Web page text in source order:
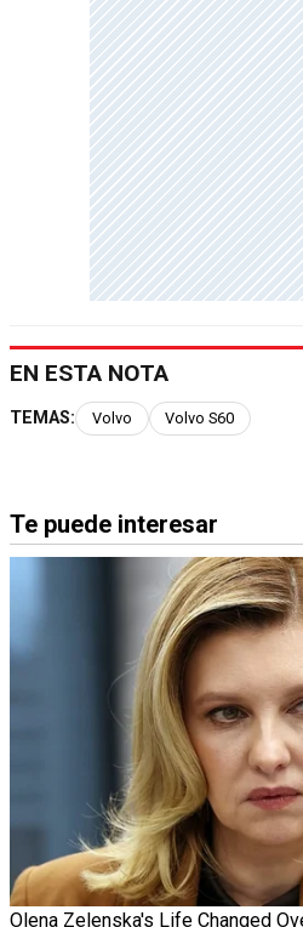
EN ESTA NOTA
TEMAS: Volvo Volvo S60